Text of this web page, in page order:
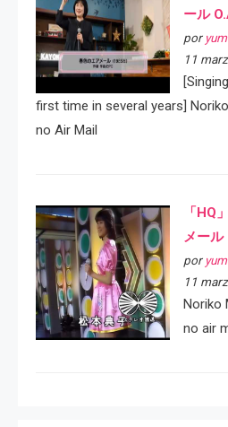
ール
por
11
first time in several years]
no Air Mail
「HQ
メー
por
11
Noriko
no air